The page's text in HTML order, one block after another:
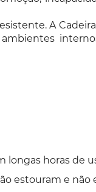
A
longas horas de
estouram e não